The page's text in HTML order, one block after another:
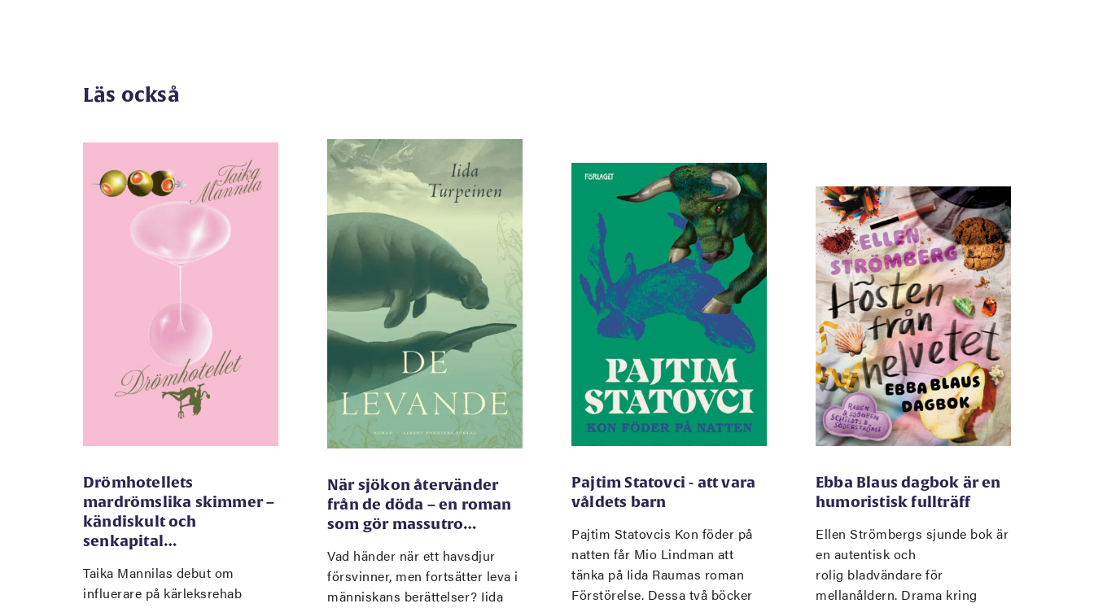
Läs också
Drömhotellets
mardrömslika skimmer –
kändiskult och
senkapital…
Taika Mannilas debut om
influerare på kärleksrehab
När sjökon återvänder
från de döda – en roman
som gör massutro…
Vad händer när ett havsdjur
försvinner, men fortsätter leva i
människans berättelser? Iida
Pajtim Statovci - att vara
våldets barn
Pajtim Statovcis Kon föder på
natten får Mio Lindman att
tänka på Iida Raumas roman
Förstörelse. Dessa två böcker
Ebba Blaus dagbok är en
humoristisk fullträff
Ellen Strömbergs sjunde bok är
en autentisk och
rolig bladvändare för
mellanåldern. Drama kring